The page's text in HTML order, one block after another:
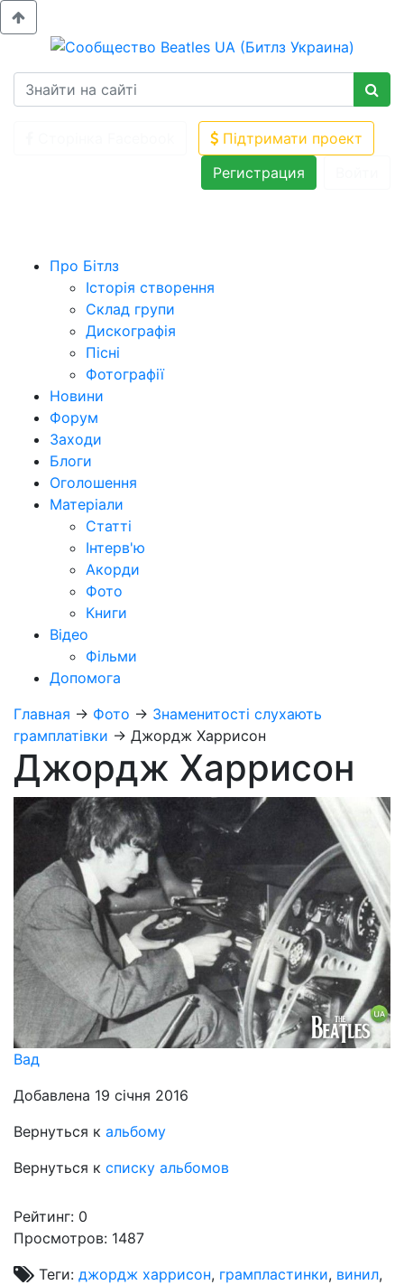
Підтримати проект
Регистрация
Про Бітлз
Історія створення
Склад групи
Дискографія
Пісні
Фотографії
Новини
Форум
Заходи
Блоги
Оголошення
Матеріали
Статті
Інтерв'ю
Акорди
Фото
Книги
Відео
Фільми
Допомога
Главная → Фото → Знаменитості слухають
грамплатівки → Джордж Харрисон
Джордж Харрисон
Вад
Добавлена 19 січня 2016
Вернуться к альбому
Вернуться к списку альбомов
Рейтинг: 0
Просмотров: 1487
Теги: джордж харрисон, грампластинки, винил,